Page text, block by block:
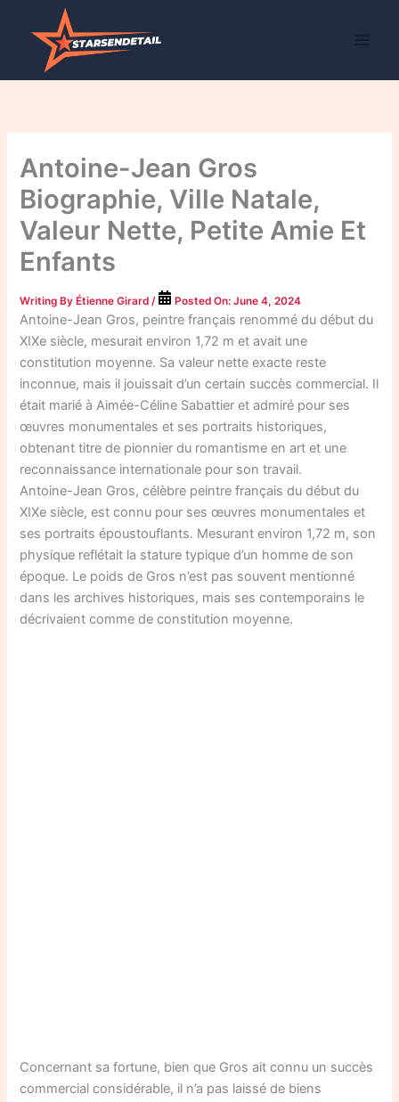
Antoine-Jean Gros
Biographie, Ville Natale,
Valeur Nette, Petite Amie Et
Enfants
Writing ByÉtienne Girard / Posted On:June 4, 2024
Antoine-Jean Gros, peintre français renommé du début du
XIXe siècle, mesurait environ 1,72 m et avait une
constitution moyenne. Sa valeur nette exacte reste
inconnue, mais il jouissait d’un certain succès commercial. Il
était marié à Aimée-Céline Sabattier et admiré pour ses
œuvres monumentales et ses portraits historiques,
obtenant titre de pionnier du romantisme en art et une
reconnaissance internationale pour son travail.
Antoine-Jean Gros, célèbre peintre français du début du
XIXe siècle, est connu pour ses œuvres monumentales et
ses portraits époustouflants. Mesurant environ 1,72 m, son
physique reflétait la stature typique d’un homme de son
époque. Le poids de Gros n’est pas souvent mentionné
dans les archives historiques, mais ses contemporains le
décrivaient comme de constitution moyenne.
Concernant sa fortune, bien que Gros ait connu un succès
commercial considérable, il n’a pas laissé de biens